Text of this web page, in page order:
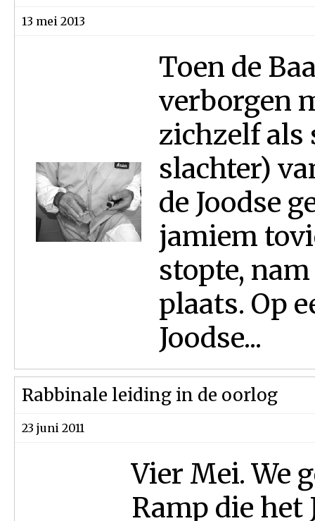
13 mei 2013
Toen de
verborgen
zichzelf als
slachter)
de Joodse
jamiem
stopte,
plaats. Op
Joodse...
Rabbinale leiding in de oorlog
23 juni 2011
Vier Mei. We
Ramp die het